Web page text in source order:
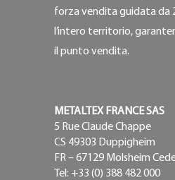
forza vendita guidata da
l’intero territorio,
il punto vendita.
METALTEX FRANCE SAS
5 Rue Claude Chappe
CS 49303 Duppigheim
FR – 67129 Molsheim
Tel: +33 (0) 388 482 000